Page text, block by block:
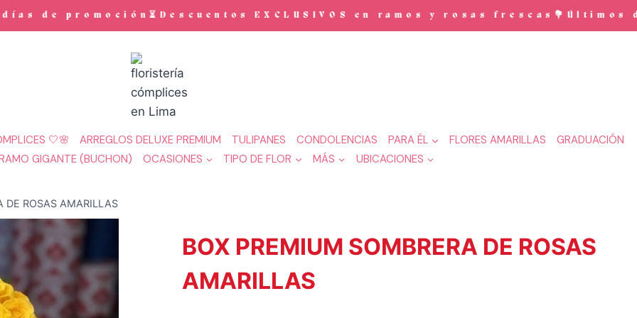
de promoción⏳Descuentos EXCLUSIVOS en ramos y rosas
🤍🌸 ARREGLOS DELUXE PREMIUM TULIPANES CONDOLENCIAS PARA ÉL FLORES AMARILLAS
GRADUACIÓN
GIGANTE (BUCHON) OCASIONES TIPO DE FLOR MÁS UBICACIONES
DE ROSAS AMARILLAS
BOX PREMIUM SOMBRERA DE ROSAS
AMARILLAS